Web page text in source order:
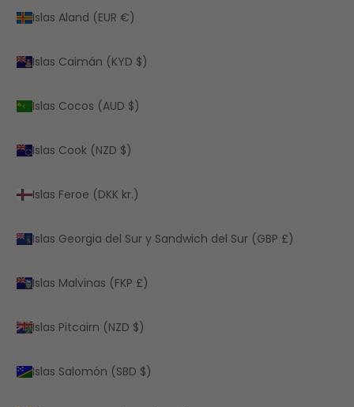
Islas Aland (EUR €)
Islas Caimán (KYD $)
Islas Cocos (AUD $)
Islas Cook (NZD $)
Islas Feroe (DKK kr.)
Islas Georgia del Sur y Sandwich del Sur (GBP £)
Islas Malvinas (FKP £)
Islas Pitcairn (NZD $)
Islas Salomón (SBD $)